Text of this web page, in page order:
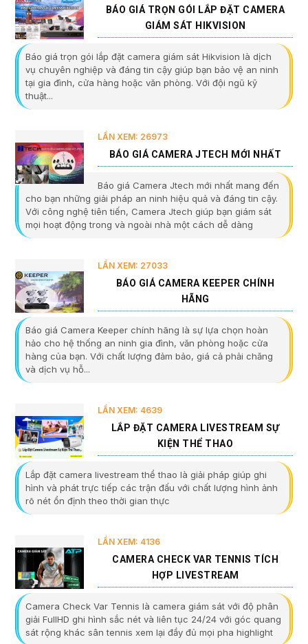
BÁO GIÁ TRỌN GÓI LẮP ĐẶT CAMERA
GIÁM SÁT HIKVISION
Báo giá trọn gói lắp đặt camera giám sát Hikvision là dịch
vụ chuyên nghiệp và đáng tin cậy giúp bạn bảo vệ an ninh
tại gia đình, cửa hàng hoặc văn phòng. Với đội ngũ kỹ
thuật...
LẦN XEM: 26973
BÁO GIÁ CAMERA JTECH MỚI NHẤT
Báo giá Camera Jtech mới nhất mang đến
cho bạn những giải pháp an ninh hiệu quả và đáng tin cậy.
Với công nghệ tiên tiến, Camera Jtech giúp bạn giám sát
mọi hoạt động trong và ngoài nhà một cách dễ dàng
LẦN XEM: 27033
BÁO GIÁ CAMERA KEEPER CHÍNH
HÃNG
Báo giá Camera Keeper chính hãng là sự lựa chọn hoàn
hảo cho hệ thống an ninh gia đình, văn phòng hoặc cửa
hàng của bạn. Với chất lượng đảm bảo, giá cả phải chăng
và dịch vụ hỗ...
LẦN XEM: 4639
LẮP ĐẶT CAMERA LIVESTREAM SỰ
KIỆN THỂ THAO
Lắp đặt camera livestream thể thao là giải pháp giúp ghi
hình và phát trực tiếp các trận đấu với chất lượng hình ảnh
rõ nét ổn định theo thời gian thực
LẦN XEM: 4136
CAMERA CHECK VAR TENNIS TÍCH
HỢP LIVESTREAM
Camera Check Var Tennis là camera giám sát với độ phân
giải FullHD ghi hình sắc nét và liên tục 24/24 với góc quang
sát rộng khác sân tennis xem lại đầy đủ mọi pha highlight